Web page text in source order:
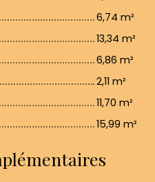
6,74 m²
13,34 m²
6,86 m²
2,11 m²
11,70 m²
15,99 m²